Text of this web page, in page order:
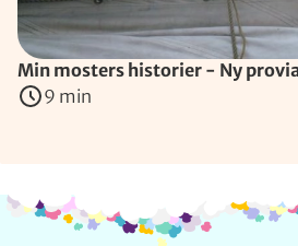
Min mosters historier - Ny
9 min